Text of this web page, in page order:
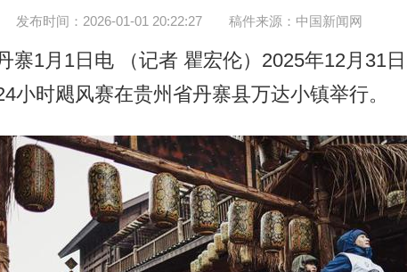
发布时间：2026-01-01 20:22:27 稿件来源：中国新闻网
1月1日电 （记者 瞿宏伦）2025年12月31日
小时飓风赛在贵州省丹寨县万达小镇举行。